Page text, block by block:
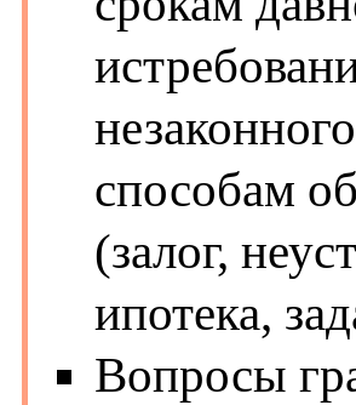
способам
(залог,
ипотека,
Вопросы